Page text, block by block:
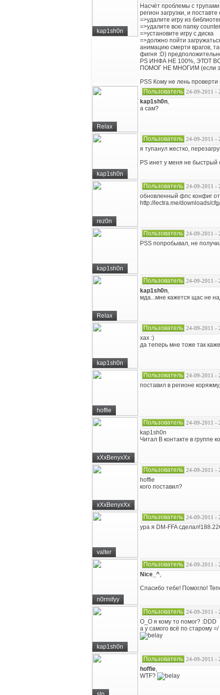
kap1sh0n
Насчёт проблемы с
регион загрузки, и
=>удалите игру из
=>удалите всю папку
=>установите игру с диска
=>должно пойти
анимацию смерти врагов,
фигня :D)
PS ИНФА НЕ 100%, ЭТОТ
ПОМОГ НЕ МНОГИМ (если
PSS Кому не лень
Relax
Пользователь 24-09-2011 -
kap1sh0n,
а сам?
kap1sh0n
Пользователь 24-09-2011 -
я тупанул жестко,
PS инет у меня не быстрый
rez0n
Пользователь 24-09-2011 -
обновленный фпс конфиг
http://lectra.me/downloads/
kap1sh0n
Пользователь 24-09-2011 -
PSS попробывал, не
Relax
Пользователь 24-09-2011 -
kap1sh0n,
мда...мне кажется щас не
kap1sh0n
Пользователь 24-09-2011 -
хах :)
да теперь мне тоже так
hoffie
Пользователь 24-09-2011 -
поставил в регионе
xXxBenyxXx
Пользователь 24-09-2011 -
kap1sh0n
Читал В контакте в группе
xXxBenyxXx
Пользователь 24-09-2011 -
hoffie
кого поставил?
valter
Пользователь 24-09-2011 -
ура я DM-FFA
n0rmifyy
Пользователь 24-09-2011 -
Nice_^,
Спасибо тебе! Помогло!
kap1sh0n
Пользователь 24-09-2011 -
O_O я кому то помог? :DDD
а у самого всё по старому =/
Пользователь 24-09-2011 -
hoffie,
WTF?